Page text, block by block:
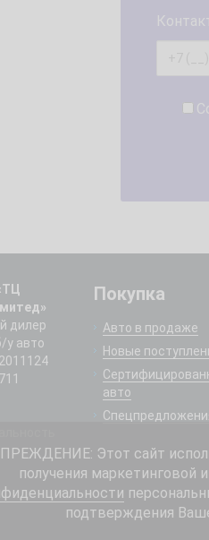
дилер
у авто
Покупка
Авто в продаже
Новые
авто
Этот сайт
получения маркетинговой
подтверждения